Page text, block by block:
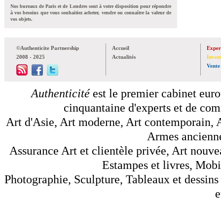
Nos bureaux de Paris et de Londres sont à votre disposition pour répondre
à vos besoins que vous souhaitiez acheter, vendre ou connaître la valeur de
vos objets.
©Authenticite Partnership
2008 - 2025
Accueil
Actualités
Vente
Authenticitéest le premier cabinet
cinquantaine d'experts et de
Art d'Asie, Art moderne, Art contemporain,
Armes
Assurance Art et clientèle privée, Art
Estampes et livres,
Photographie, Sculpture, Tableaux et